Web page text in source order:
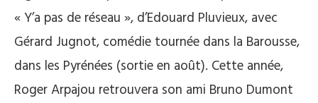
« Y’a pas de réseau », d’Edouard Pluvieux, avec
Gérard Jugnot, comédie tournée dans la Barousse,
dans les Pyrénées (sortie en août). Cette année,
Roger Arpajou retrouvera son ami Bruno Dumont